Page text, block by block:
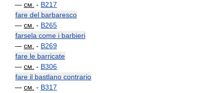
— см. - B217
fare del barbaresco
— см. - B265
farsela come i barbieri
— см. - B269
fare le barricate
— см. - B306
fare il bastlano contrario
— см. - B317